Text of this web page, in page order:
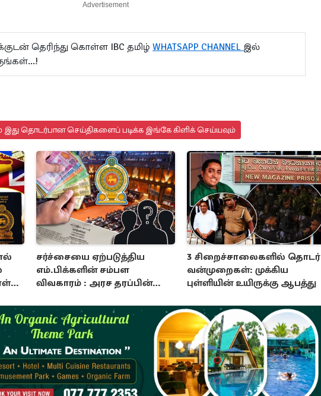
Advertisement
தெரிந்து கொள்ள IBC தமிழ் WHATSAPP CHANNEL இல்
இது தொடர்பான செய்திகளைப் படிக்க இங்கே கிளிக் செய்யவும்
சர்ச்சையை ஏற்படுத்திய
எம்.பிக்களின் சம்பள
விவகாரம் : அரச தரப்பின்
3 சிறைச்சாலைகளில் தொடர்
வன்முறைகள்: முக்கிய
புள்ளியின் உயிருக்கு ஆபத்து